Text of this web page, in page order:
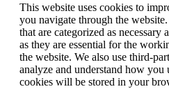
This website uses cookies to
you navigate through the
that are categorized as necessary
as they are essential for the
the website. We also use third-
analyze and understand how you
cookies will be stored in your